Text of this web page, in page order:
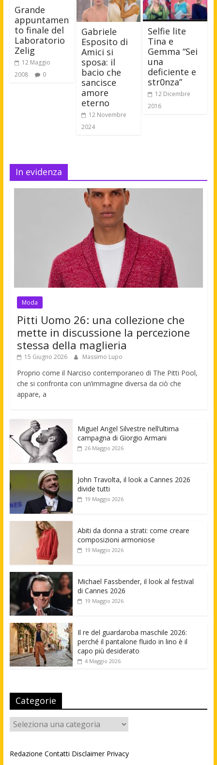
Grande
appuntamen
to finale del
Laboratorio
Zelig
12 Maggio
2008
0
Gabriele
Esposito di
Amici si
sposa: il
bacio che
sancisce
amore
eterno
12 Novembre
2024
Selfie lite
Tina e
Gemma “Sei
una
deficiente e
str0nza”
12 Dicembre
2016
In evidenza
Moda
Pitti Uomo 26: una collezione che
mette in discussione la percezione
stessa della maglieria
15 Giugno 2026 Massimo Lupo
Proprio come il Narciso contemporaneo di The Pitti Pool,
che si confronta con un’immagine diversa da ciò che
appare, a
Miguel Angel Silvestre nell’ultima
campagna di Giorgio Armani
26 Maggio 2026
John Travolta, il look a Cannes 2026
divide tutti
19 Maggio 2026
Abiti da donna a strati: come creare
composizioni armoniose
19 Maggio 2026
Michael Fassbender, il look al festival
di Cannes 2026
19 Maggio 2026
Il re del guardaroba maschile 2026:
perché il pantalone fluido in lino è il
capo più desiderato
4 Maggio 2026
Categorie
Categorie
Redazione Contatti Disclaimer Privacy